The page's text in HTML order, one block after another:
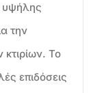
υψήλης
την
Το
επιδόσεις